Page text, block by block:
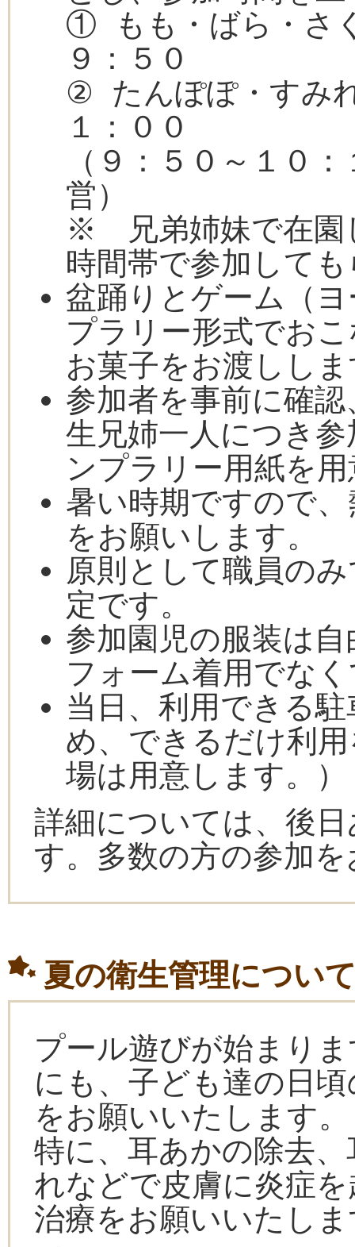
① もも・ばら・
９：５０
② たんぽぽ・す
１：００
（９：５０～１０
営）
※ 兄弟姉妹で在園
時間帯で参加して
盆踊りとゲーム（
プラリー形式でお
お菓子をお渡しし
参加者を事前に確
生兄姉一人につき
ンプラリー用紙を
暑い時期ですので
をお願いします。
原則として職員の
定です。
参加園児の服装は
フォーム着用でな
当日、利用できる
め、できるだけ利
場は用意します。）
詳細については、後
す。多数の方の参加
夏の衛生管理につい
プール遊びが始まり
にも、子ども達の日
をお願いいたします。
特に、耳あかの除去
れなどで皮膚に炎症
治療をお願いいたし